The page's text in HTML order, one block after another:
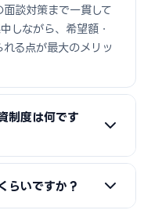
談対策まで一貫して
しながら、希望額・
る点が最大のメリッ
制度は何です
」、信用保証協会の
らいですか？